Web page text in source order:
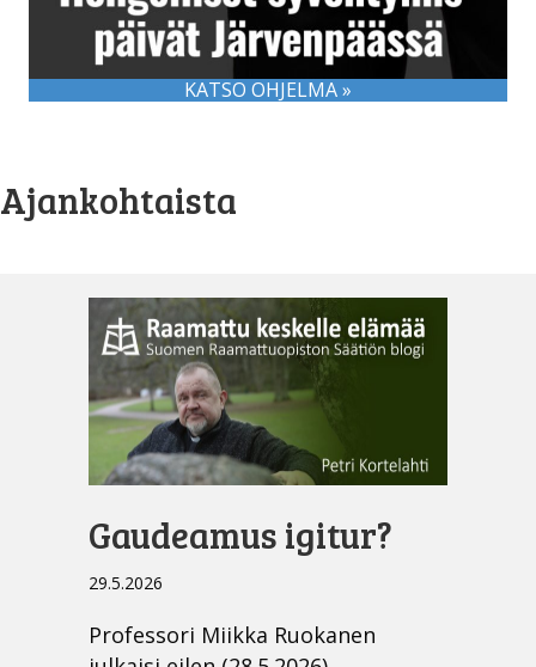
KATSO OHJELMA »
Ajankohtaista
Gaudeamus igitur?
29.5.2026
Professori Miikka Ruokanen